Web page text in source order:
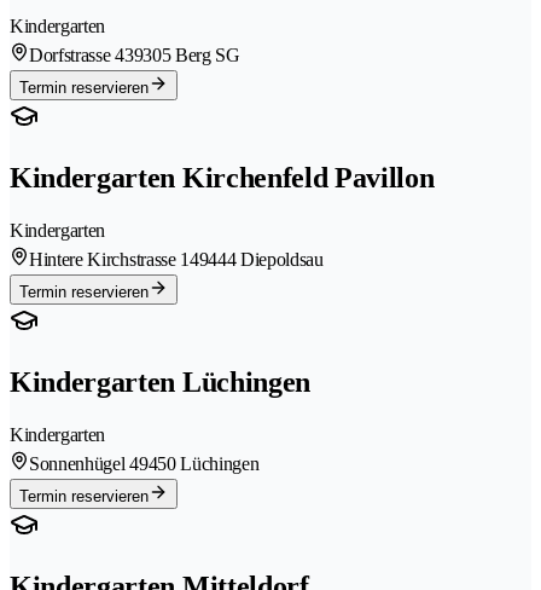
Kindergarten
Dorfstrasse 439305 Berg SG
Termin reservieren
Kindergarten Kirchenfeld Pavillon
Kindergarten
Hintere Kirchstrasse 149444 Diepoldsau
Termin reservieren
Kindergarten Lüchingen
Kindergarten
Sonnenhügel 49450 Lüchingen
Termin reservieren